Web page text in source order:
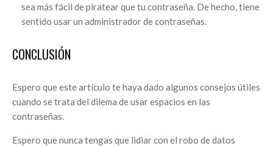
sea más fácil de piratear que tu contraseña. De hecho, tiene
sentido usar un administrador de contraseñas.
CONCLUSIÓN
Espero que este artículo te haya dado algunos consejos útiles
cuando se trata del dilema de usar espacios en las
contraseñas.
Espero que nunca tengas que lidiar con el robo de datos